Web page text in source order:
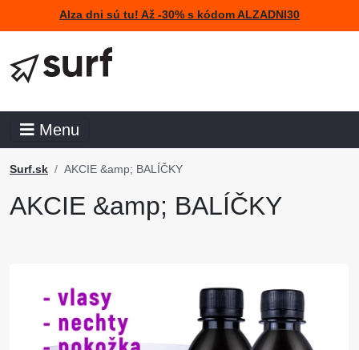
Alza dni sú tu! Až -30% s kódom ALZADNI30
Menu
Surf.sk AKCIE &amp; BALÍČKY
AKCIE &amp; BALÍČKY